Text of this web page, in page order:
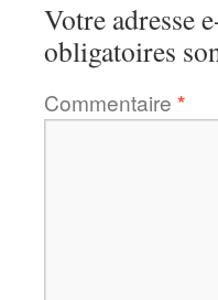
Votre adresse
obligatoires
Commentaire *